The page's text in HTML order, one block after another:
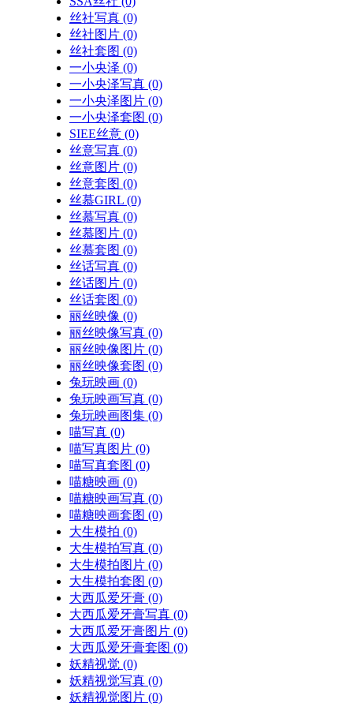
丝社写真 (0)
丝社图片 (0)
丝社套图 (0)
一小央泽 (0)
一小央泽写真 (0)
一小央泽图片 (0)
一小央泽套图 (0)
SIEE丝意 (0)
丝意写真 (0)
丝意图片 (0)
丝意套图 (0)
丝慕GIRL (0)
丝慕写真 (0)
丝慕图片 (0)
丝慕套图 (0)
丝话写真 (0)
丝话图片 (0)
丝话套图 (0)
丽丝映像 (0)
丽丝映像写真 (0)
丽丝映像图片 (0)
丽丝映像套图 (0)
兔玩映画 (0)
兔玩映画写真 (0)
兔玩映画图集 (0)
喵写真 (0)
喵写真图片 (0)
喵写真套图 (0)
喵糖映画 (0)
喵糖映画写真 (0)
喵糖映画套图 (0)
大生模拍 (0)
大生模拍写真 (0)
大生模拍图片 (0)
大生模拍套图 (0)
大西瓜爱牙膏 (0)
大西瓜爱牙膏写真 (0)
大西瓜爱牙膏图片 (0)
大西瓜爱牙膏套图 (0)
妖精视觉 (0)
妖精视觉写真 (0)
妖精视觉图片 (0)